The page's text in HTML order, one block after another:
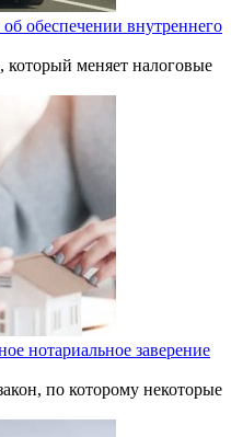
обеспечении внутреннего
меняет налоговые
нотариальное заверение
по которому некоторые